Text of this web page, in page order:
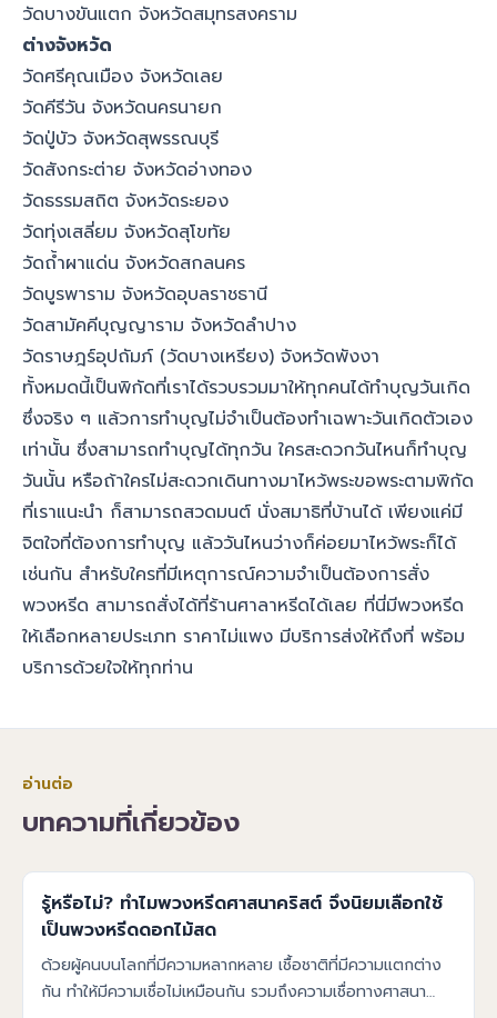
วัดบางขันแตก จังหวัดสมุทรสงคราม
ต่างจังหวัด
วัดศรีคุณเมือง จังหวัดเลย
วัดคีรีวัน จังหวัดนครนายก
วัดปู่บัว จังหวัดสุพรรณบุรี
วัดสังกระต่าย จังหวัดอ่างทอง
วัดธรรมสถิต จังหวัดระยอง
วัดทุ่งเสลี่ยม จังหวัดสุโขทัย
วัดถ้ำผาแด่น จังหวัดสกลนคร
วัดบูรพาราม จังหวัดอุบลราชธานี
วัดสามัคคีบุญญาราม จังหวัดลำปาง
วัดราษฎร์อุปถัมภ์ (วัดบางเหรียง) จังหวัดพังงา
ทั้งหมดนี้เป็นพิกัดที่เราได้รวบรวมมาให้ทุกคนได้ทำบุญวันเกิด
ซึ่งจริง ๆ แล้วการทำบุญไม่จำเป็นต้องทำเฉพาะวันเกิดตัวเอง
เท่านั้น ซึ่งสามารถทำบุญได้ทุกวัน ใครสะดวกวันไหนก็ทำบุญ
วันนั้น หรือถ้าใครไม่สะดวกเดินทางมาไหว้พระขอพระตามพิกัด
ที่เราแนะนำ ก็สามารถสวดมนต์ นั่งสมาธิที่บ้านได้ เพียงแค่มี
จิตใจที่ต้องการทำบุญ แล้ววันไหนว่างก็ค่อยมาไหว้พระก็ได้
เช่นกัน สำหรับใครที่มีเหตุการณ์ความจำเป็นต้องการสั่ง
พวงหรีด สามารถสั่งได้ที่ร้านศาลาหรีดได้เลย ที่นี่มีพวงหรีด
ให้เลือกหลายประเภท ราคาไม่แพง มีบริการส่งให้ถึงที่ พร้อม
บริการด้วยใจให้ทุกท่าน
อ่านต่อ
บทความที่เกี่ยวข้อง
รู้หรือไม่? ทำไมพวงหรีดศาสนาคริสต์ จึงนิยมเลือกใช้
เป็นพวงหรีดดอกไม้สด
ด้วยผู้คนบนโลกที่มีความหลากหลาย เชื้อชาติที่มีความแตกต่าง
กัน ทำให้มีความเชื่อไม่เหมือนกัน รวมถึงความเชื่อทางศาสนา